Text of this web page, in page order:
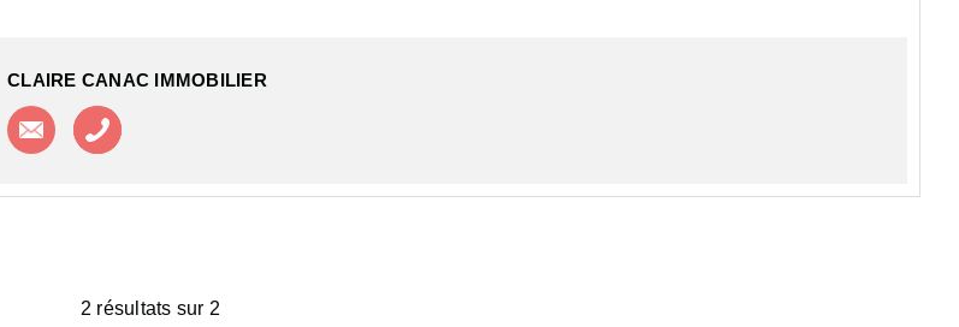
CLAIRE CANAC IMMOBILIER
Contacter l'agence
2 résultats sur 2